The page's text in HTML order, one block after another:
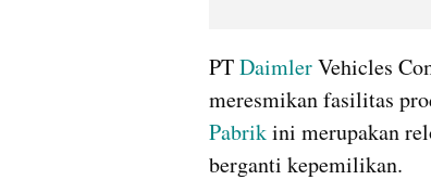
PT Daimler Vehicles
meresmikan fasilitas
Pabrik ini merupakan
berganti kepemilikan.